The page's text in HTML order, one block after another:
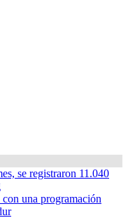
se registraron 11.040
una programación